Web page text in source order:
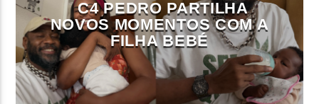
C4 PEDRO PARTILHA
NOVOS MOMENTOS COM A
FILHA BEBÉ